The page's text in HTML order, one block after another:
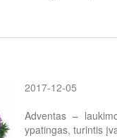
2017-12-05
Adventas –
ypatingas, turintis